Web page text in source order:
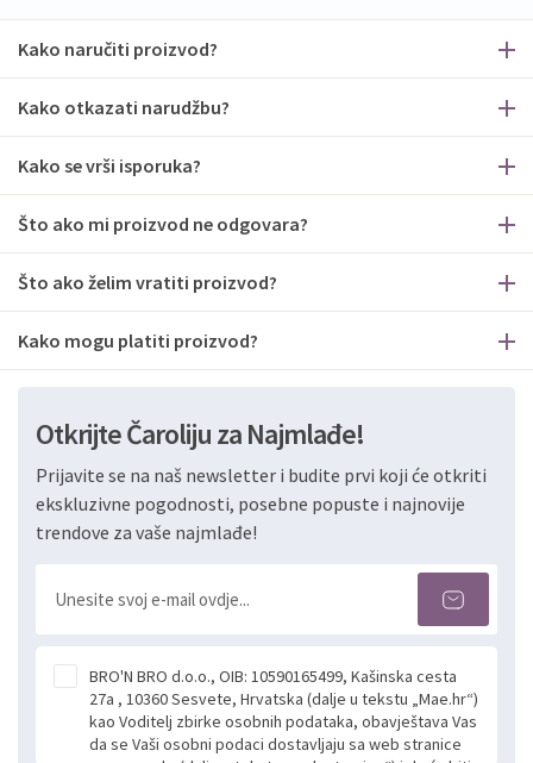
Kako naručiti proizvod?
Kako otkazati narudžbu?
Kako se vrši isporuka?
Što ako mi proizvod ne odgovara?
Što ako želim vratiti proizvod?
Kako mogu platiti proizvod?
Otkrijte Čaroliju za Najmlađe!
Prijavite se na naš newsletter i budite prvi koji će otkriti
ekskluzivne pogodnosti, posebne popuste i najnovije
trendove za vaše najmlađe!
BRO'N BRO d.o.o., OIB: 10590165499, Kašinska cesta
27a , 10360 Sesvete, Hrvatska (dalje u tekstu „Mae.hr“)
kao Voditelj zbirke osobnih podataka, obavještava Vas
da se Vaši osobni podaci dostavljaju sa web stranice